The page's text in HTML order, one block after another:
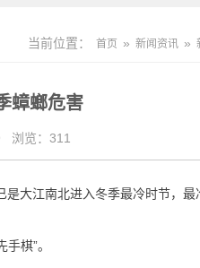
当前位置： 首页 » 新闻资讯 »
蟑螂危害
浏览： 311
大江南北进入冬季最冷时节，最
棋”。